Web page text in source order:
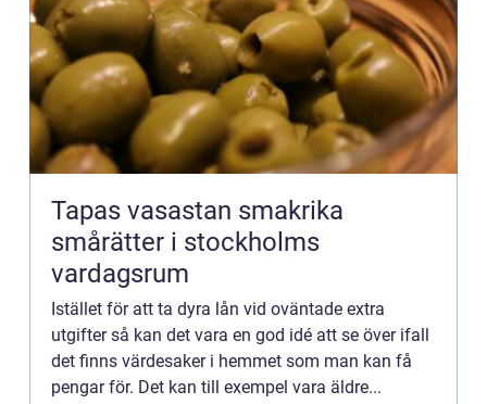
Tapas vasastan smakrika
smårätter i stockholms
vardagsrum
Istället för att ta dyra lån vid oväntade extra
utgifter så kan det vara en god idé att se över ifall
det finns värdesaker i hemmet som man kan få
pengar för. Det kan till exempel vara äldre...